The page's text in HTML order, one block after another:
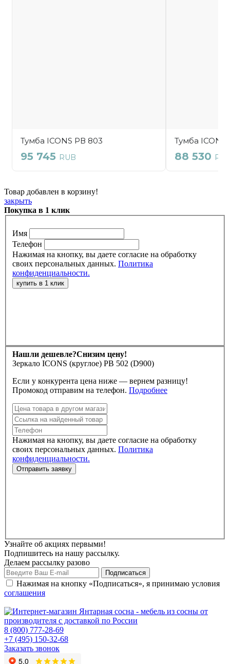
Товар добавлен в корзину!
закрыть
Покупка в 1 клик
Имя
Телефон
Нажимая на кнопку, вы даете согласие на обработку
своих персональных данных. Политика
конфиденциальности.
Нашли дешевле?Снизим цену!
Зеркало ICONS (круглое) РВ 502 (D900)
Если у конкурента цена ниже — вернем разницу!
Промокод отправим на телефон. Подробнее
Нажимая на кнопку, вы даете согласие на обработку
своих персональных данных. Политика
конфиденциальности.
Узнайте об акциях первыми!
Подпишитесь на нашу рассылку.
Делаем рассылку разово
Нажимая на кнопку «Подписаться», я принимаю условия
соглашения
8 (800) 777-28-69
+7 (495) 150-32-68
Заказать звонок